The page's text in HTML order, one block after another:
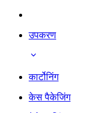
उपकरण
कार्टोनिंग
केस पैकेजिंग